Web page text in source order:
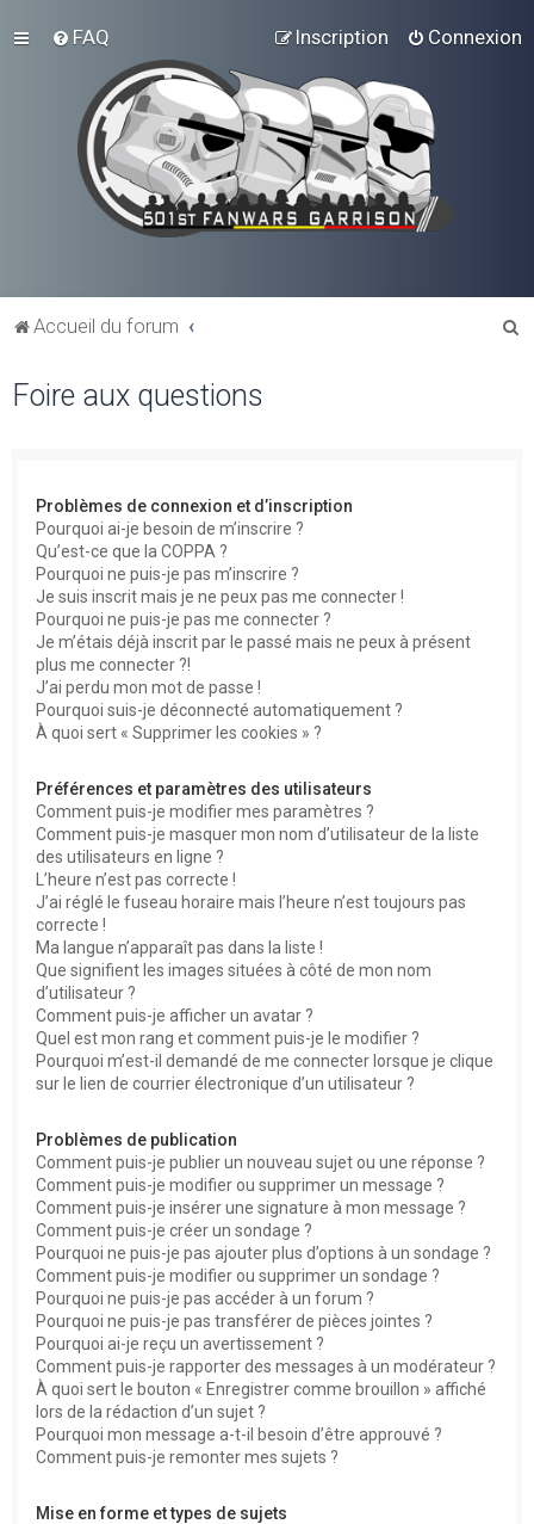
FAQ Connexion
Inscription
Accueil du forum
Foire aux questions
Problèmes de connexion et d’inscription
Pourquoi ai-je besoin de m’inscrire ?
Qu’est-ce que la COPPA ?
Pourquoi ne puis-je pas m’inscrire ?
Je suis inscrit mais je ne peux pas me connecter !
Pourquoi ne puis-je pas me connecter ?
Je m’étais déjà inscrit par le passé mais ne peux à présent
plus me connecter ?!
J’ai perdu mon mot de passe !
Pourquoi suis-je déconnecté automatiquement ?
À quoi sert « Supprimer les cookies » ?
Préférences et paramètres des utilisateurs
Comment puis-je modifier mes paramètres ?
Comment puis-je masquer mon nom d’utilisateur de la liste
des utilisateurs en ligne ?
L’heure n’est pas correcte !
J’ai réglé le fuseau horaire mais l’heure n’est toujours pas
correcte !
Ma langue n’apparaît pas dans la liste !
Que signifient les images situées à côté de mon nom
d’utilisateur ?
Comment puis-je afficher un avatar ?
Quel est mon rang et comment puis-je le modifier ?
Pourquoi m’est-il demandé de me connecter lorsque je clique
sur le lien de courrier électronique d’un utilisateur ?
Problèmes de publication
Comment puis-je publier un nouveau sujet ou une réponse ?
Comment puis-je modifier ou supprimer un message ?
Comment puis-je insérer une signature à mon message ?
Comment puis-je créer un sondage ?
Pourquoi ne puis-je pas ajouter plus d’options à un sondage ?
Comment puis-je modifier ou supprimer un sondage ?
Pourquoi ne puis-je pas accéder à un forum ?
Pourquoi ne puis-je pas transférer de pièces jointes ?
Pourquoi ai-je reçu un avertissement ?
Comment puis-je rapporter des messages à un modérateur ?
À quoi sert le bouton « Enregistrer comme brouillon » affiché
lors de la rédaction d’un sujet ?
Pourquoi mon message a-t-il besoin d’être approuvé ?
Comment puis-je remonter mes sujets ?
Mise en forme et types de sujets